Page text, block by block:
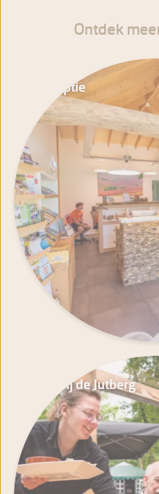
Ontdek
Receptie
Eeterij de Jutberg